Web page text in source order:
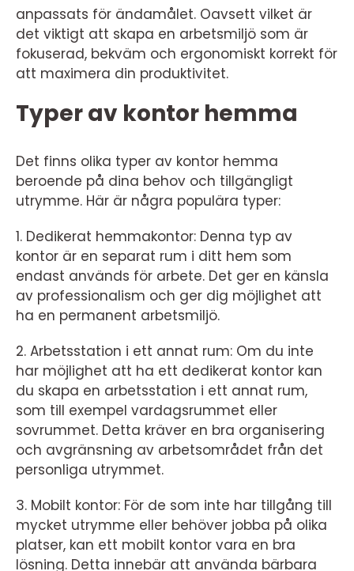
anpassats för ändamålet. Oavsett vilket är
det viktigt att skapa en arbetsmiljö som är
fokuserad, bekväm och ergonomiskt korrekt för
att maximera din produktivitet.
Typer av kontor hemma
Det finns olika typer av kontor hemma
beroende på dina behov och tillgängligt
utrymme. Här är några populära typer:
1. Dedikerat hemmakontor: Denna typ av
kontor är en separat rum i ditt hem som
endast används för arbete. Det ger en känsla
av professionalism och ger dig möjlighet att
ha en permanent arbetsmiljö.
2. Arbetsstation i ett annat rum: Om du inte
har möjlighet att ha ett dedikerat kontor kan
du skapa en arbetsstation i ett annat rum,
som till exempel vardagsrummet eller
sovrummet. Detta kräver en bra organisering
och avgränsning av arbetsområdet från det
personliga utrymmet.
3. Mobilt kontor: För de som inte har tillgång till
mycket utrymme eller behöver jobba på olika
platser, kan ett mobilt kontor vara en bra
lösning. Detta innebär att använda bärbara